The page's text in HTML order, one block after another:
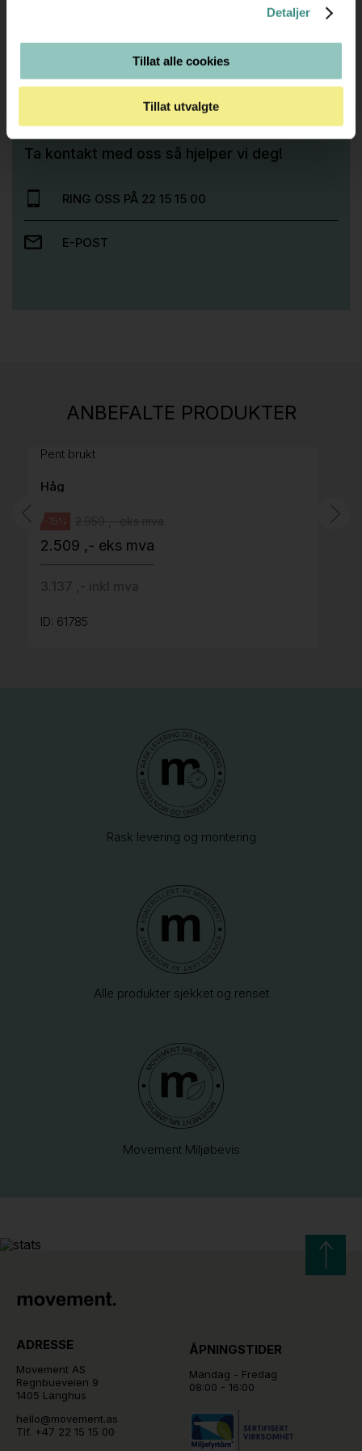
Detaljer
Tillat alle cookies
Tillat utvalgte
Trenger du hjelp med et større kjøp eller
prosjekt?
Ta kontakt med oss så hjelper vi deg!
RING OSS PÅ 22 15 15 00
E-POST
ANBEFALTE PRODUKTER
H05 5600 Swingback-armlene Mørk
Pent brukt
Håg
-15%
2.509 ,- eks mva
ID: 61785
Rask levering og montering
Alle produkter sjekket og renset
Movement Miljøbevis
ADRESSE
Movement AS
Regnbueveien 9
1405 Langhus
hello@movement.as
Tlf. +47 22 15 15 00
ÅPNINGSTIDER
Mandag - Fredag
08:00 - 16:00